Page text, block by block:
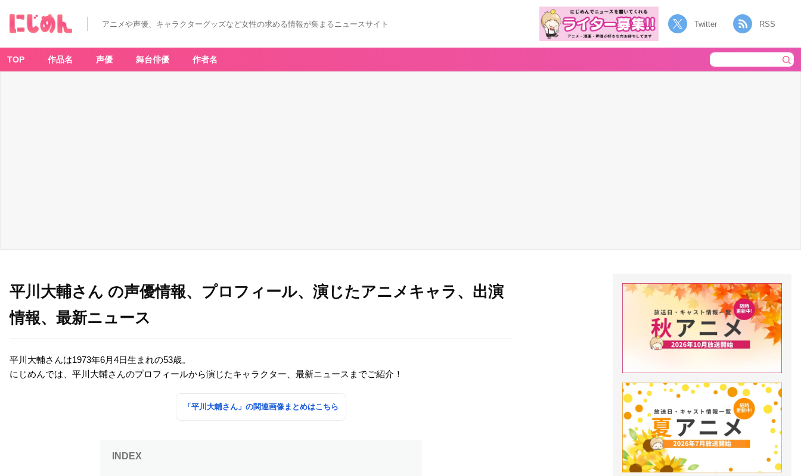
アニメや声優、キャラクターグッズなど女性の求める情報が集まるニュースサイト Twitter RSS
TOP 作品名 声優 舞台俳優 作者名
平川大輔さん の声優情報、プロフィール、演じたアニメキャラ、出演
情報、最新ニュース
平川大輔さんは1973年6月4日生まれの53歳。
にじめんでは、平川大輔さんのプロフィールから演じたキャラクター、最新ニュースまでご紹介！
「平川大輔さん」の関連画像まとめはこちら